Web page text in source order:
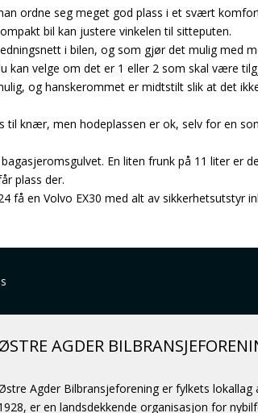
ordne seg meget god plass i et svært
bil kan justere vinkelen til sitteputen.
i bilen, og som gjør det mulig med
kan velge om det er 1 eller 2 som skal være
og hanskerommet er midtstilt slik at det
til knær, men hodeplassen er ok, selv for en
En liten frunk på 11 liter er
plass der.
få en Volvo EX30 med alt av sikkerhetsutstyr
AGDER
Agder Bilbransjeforening er fylkets
er en landsdekkende organisasjon for